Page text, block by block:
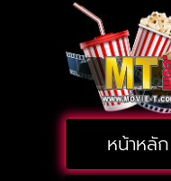
หน้าหลัก